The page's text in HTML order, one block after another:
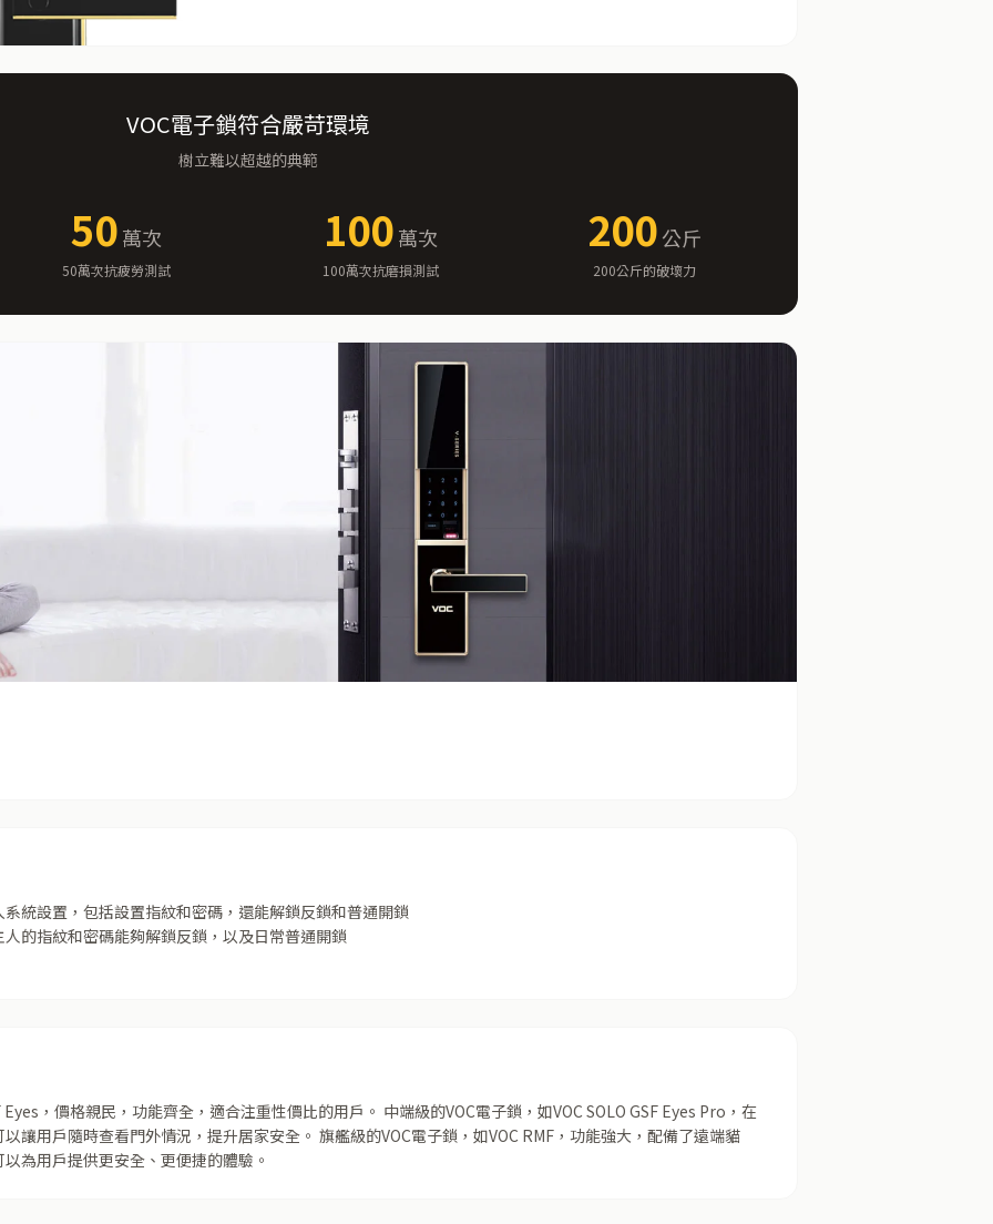
VOC電子鎖符合嚴苛環境
樹立難以超越的典範
50萬次
50萬次抗疲勞測試
100 萬次
100萬次抗磨損測試
200 公斤
200公斤的破壞力
統設置，包括設置指紋和密碼，還能解鎖反鎖和普通開鎖
的指紋和密碼能夠解鎖反鎖，以及日常普通開鎖
Eyes，價格親民，功能齊全，適合注重性價比的用戶。 中端級的VOC電子鎖，如VOC SOLO GSF Eyes Pro，在
讓用戶隨時查看門外情況，提升居家安全。 旗艦級的VOC電子鎖，如VOC RMF，功能強大，配備了遠端貓
為用戶提供更安全、更便捷的體驗。